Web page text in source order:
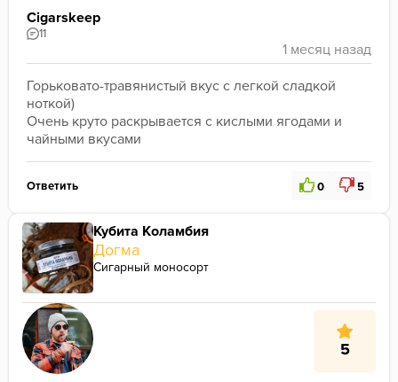
Cigarskeep
11
Горьковато-травянистый вкус с легкой сладкой
ноткой)
Очень круто раскрывается с кислыми ягодами и
чайными вкусами
Ответить 0 5
Кубита Коламбия
Догма
Сигарный моносорт
5